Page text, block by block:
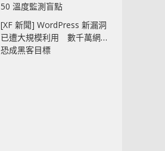
50 溫度監測盲點
[XF 新聞] WordPress 新漏洞
已遭大規模利用 數千萬網站
恐成黑客目標